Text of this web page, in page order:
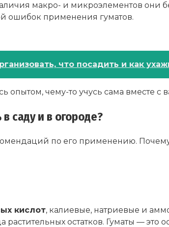
макро- и микроэлементов они
ошибок применения гуматов.
что посадить и как
опытом, чему-то учусь сама вместе с
саду и в огороде?
по его применению.
кислот, калиевые, натриевые и
растительных остатков. Гуматы —